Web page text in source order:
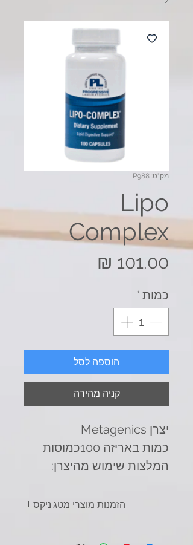
מק"ט: P988
Lipo
Complex
כמות *
הוספה לסל
קניה מהירה
יצרן Metagenics
כמות באריזה 100כמוסות
המלצות שימוש מהיצרן:
אם כן הוריתם אחרת על ידי
הזמנות מוצרי מטג'ניקס